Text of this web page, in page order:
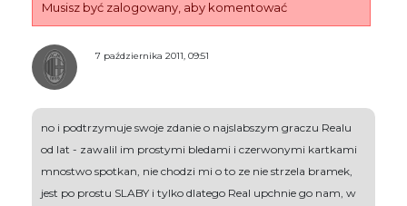
Musisz być zalogowany, aby komentować
7 października 2011, 09:51
no i podtrzymuje swoje zdanie o najslabszym graczu Realu
od lat - zawalil im prostymi bledami i czerwonymi kartkami
mnostwo spotkan, nie chodzi mi o to ze nie strzela bramek,
jest po prostu SLABY i tylko dlatego Real upchnie go nam, w